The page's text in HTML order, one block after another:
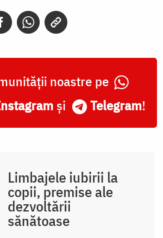
noastre pe
și Telegram!
Limbajele iubirii la
copii, premise ale
dezvoltării
sănătoase